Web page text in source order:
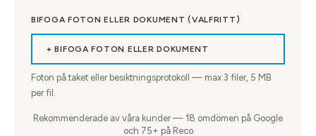
BIFOGA FOTON ELLER DOKUMENT (VALFRITT)
+ BIFOGA FOTON ELLER DOKUMENT
Foton på taket eller besiktningsprotokoll — max 3 filer, 5 MB
per fil.
Rekommenderade av våra kunder — 18 omdömen på Google
och 75+ på Reco